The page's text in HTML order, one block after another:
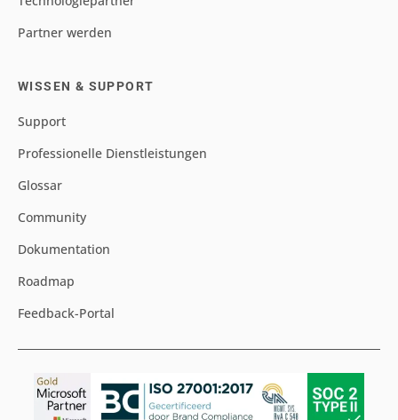
Partner werden
WISSEN & SUPPORT
Support
Professionelle Dienstleistungen
Glossar
Community
Dokumentation
Roadmap
Feedback-Portal